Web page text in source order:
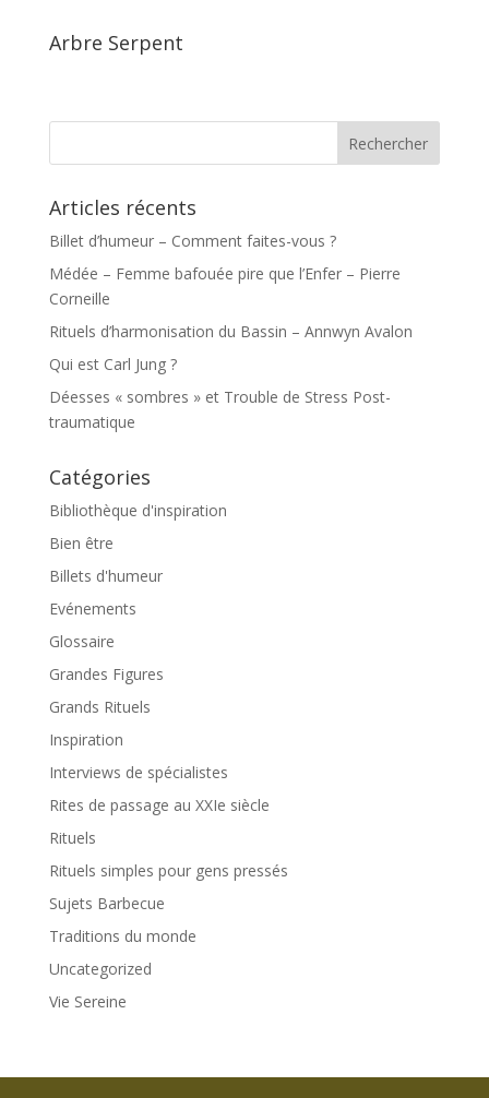
Arbre Serpent
Articles récents
Billet d’humeur – Comment faites-vous ?
Médée – Femme bafouée pire que l’Enfer – Pierre
Corneille
Rituels d’harmonisation du Bassin – Annwyn Avalon
Qui est Carl Jung ?
Déesses « sombres » et Trouble de Stress Post-
traumatique
Catégories
Bibliothèque d'inspiration
Bien être
Billets d'humeur
Evénements
Glossaire
Grandes Figures
Grands Rituels
Inspiration
Interviews de spécialistes
Rites de passage au XXIe siècle
Rituels
Rituels simples pour gens pressés
Sujets Barbecue
Traditions du monde
Uncategorized
Vie Sereine